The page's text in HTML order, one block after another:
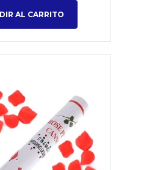
AL CARRITO